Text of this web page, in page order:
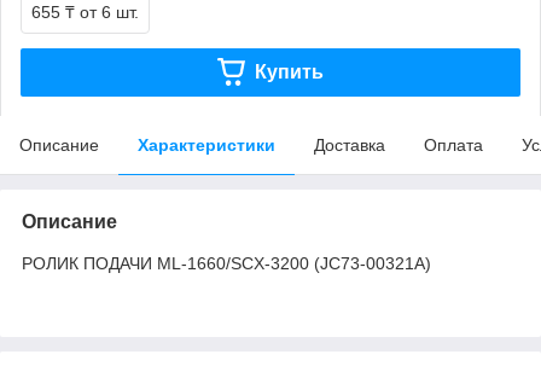
655 ₸ от 6 шт.
Купить
Описание Характеристики Доставка Оплата
Описание
РОЛИК ПОДАЧИ ML-1660/SCX-3200 (JC73-00321A)